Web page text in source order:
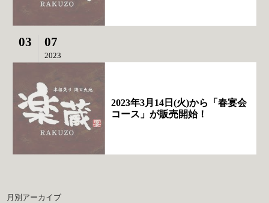
03 07
2023
2023年3月14日(火)から「春宴会
コース」が販売開始！
月別アーカイブ